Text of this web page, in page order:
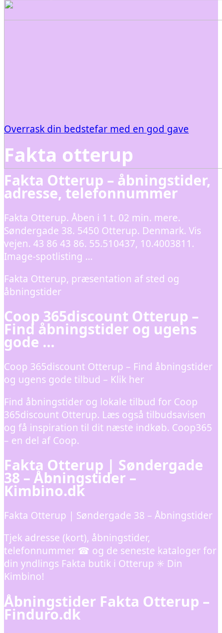
Overrask din bedstefar med en god gave
Fakta otterup
Fakta Otterup – åbningstider,
adresse, telefonnummer
Fakta Otterup. Åben i 1 t. 02 min. mere.
Søndergade 38. 5450 Otterup. Denmark. Vis
vejen. 43 86 43 86. 55.510437, 10.4003811.
Image-spotlisting …
Fakta Otterup, præsentation af sted og
åbningstider
Coop 365discount Otterup –
Find åbningstider og ugens
gode …
Coop 365discount Otterup – Find åbningstider
og ugens gode tilbud – Klik her
Find åbningstider og lokale tilbud for Coop
365discount Otterup. Læs også tilbudsavisen
og få inspiration til dit næste indkøb. Coop365
– en del af Coop.
Fakta Otterup | Søndergade
38 – Åbningstider –
Kimbino.dk
Fakta Otterup | Søndergade 38 – Åbningstider
Tjek adresse (kort), åbningstider,
telefonnummer ☎ og de seneste kataloger for
din yndlings Fakta butik i Otterup ✳️ Din
Kimbino!
Åbningstider Fakta Otterup –
Finduro.dk